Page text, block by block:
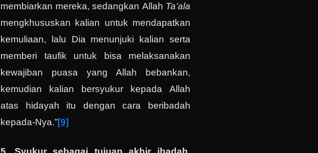
membiarkan mereka, sedangkan Allah Ta’ala
mengkhususkan kalian untuk mendapatkan
kemuliaan, lalu Dia menunjuki kalian serta
memberi taufik untuk bisa melaksanakan
kewajiban puasa yang Allah bebankan,
kemudian kalian bersyukur kepada Allah
atas hidayah itu dengan cara beribadah
kepada-Nya.”[9]